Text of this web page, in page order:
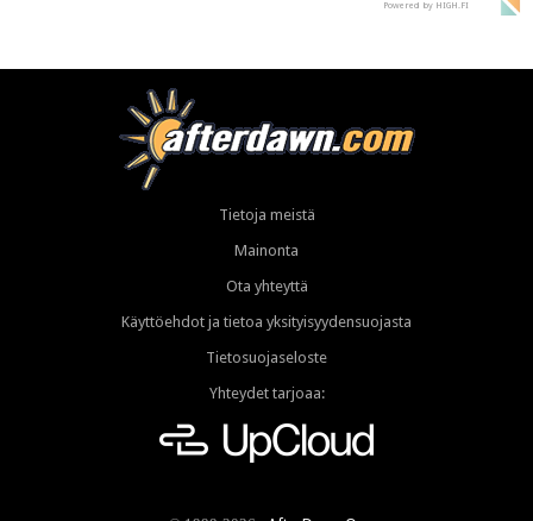
Powered by HIGH.FI
Tietoja meistä
Mainonta
Ota yhteyttä
Käyttöehdot ja tietoa yksityisyydensuojasta
Tietosuojaseloste
Yhteydet tarjoaa: